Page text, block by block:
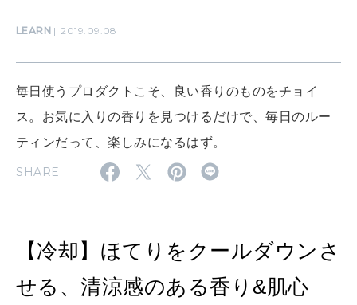
WORK&MONEY
いい人生って？
MAGAZINE
LEARN 2019.09.08
毎日使うプロダクトこそ、良い香りのものをチョイ
ス。お気に入りの香りを見つけるだけで、毎日のルー
ティンだって、楽しみになるはず。
SHARE
【冷却】ほてりをクールダウンさ
せる、清涼感のある香り&肌心